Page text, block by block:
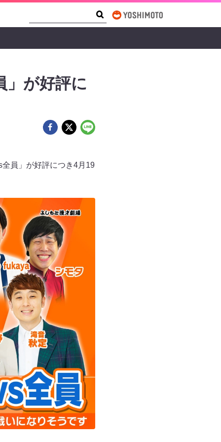
」が好評に
員」が好評につき4月19